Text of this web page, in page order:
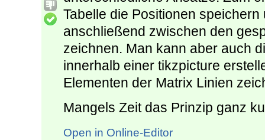
Tabelle die Positionen
anschließend zwischen den
zeichnen. Man kann aber auch
innerhalb einer tikzpicture
Elementen der Matrix Linien
Mangels Zeit das Prinzip ganz
Open in Online-Editor